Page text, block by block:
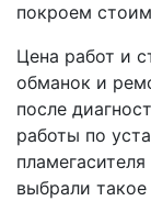
покроем
Цена работ и
обманок и
после
работы по
выбрали